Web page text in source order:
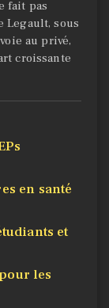
fait pas
Legault, sous
au privé,
croissante
en santé
et
les